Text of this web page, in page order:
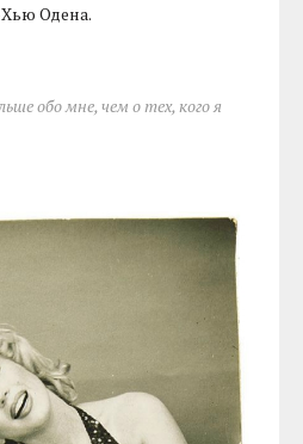
Одена.
обо мне, чем о тех, кого я